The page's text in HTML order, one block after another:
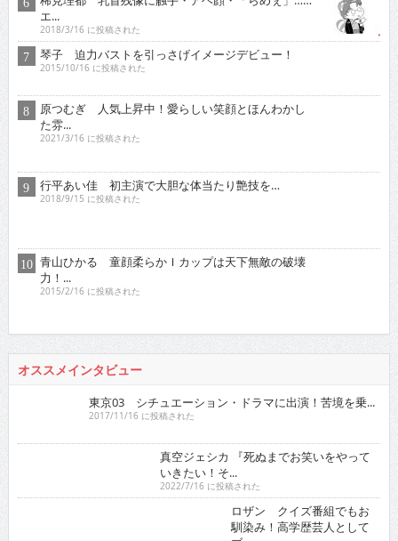
エ...
2018/3/16 に投稿された
琴子 迫力バストを引っさげイメージデビュー！
2015/10/16 に投稿された
原つむぎ 人気上昇中！愛らしい笑顔とほんわかし
た雰...
2021/3/16 に投稿された
2018/9/15 に投稿された
2015/2/16 に投稿された
東京03 シチュエーション・ドラマに出演！苦境を乗...
2017/11/16 に投稿された
2022/7/16 に投稿された
ロザン クイズ番組でもお馴染み！高学歴芸人として
2009/12/16 に投稿された
有野晋哉 ゲーム・アニメ・漫画・アイドルに精通！